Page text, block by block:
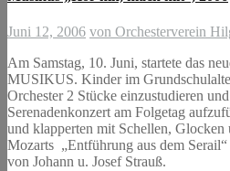
Juni 12, 2006 von Orchesterverein
Am Samstag, 10. Juni, startete das
MUSIKUS. Kinder im
Orchester 2 Stücke einzustudieren
Serenadenkonzert am Folgetag
und klapperten mit Schellen,
Mozarts „Entführung aus dem
von Johann u. Josef Strauß.